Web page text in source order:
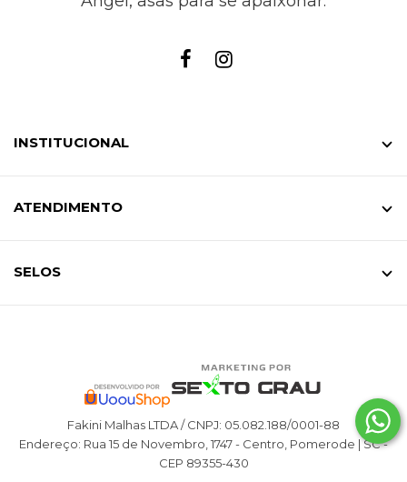
INSTITUCIONAL
ATENDIMENTO
SELOS
Fakini Malhas LTDA / CNPJ: 05.082.188/0001-88
Endereço: Rua 15 de Novembro, 1747 - Centro, Pomerode | SC -
CEP 89355-430